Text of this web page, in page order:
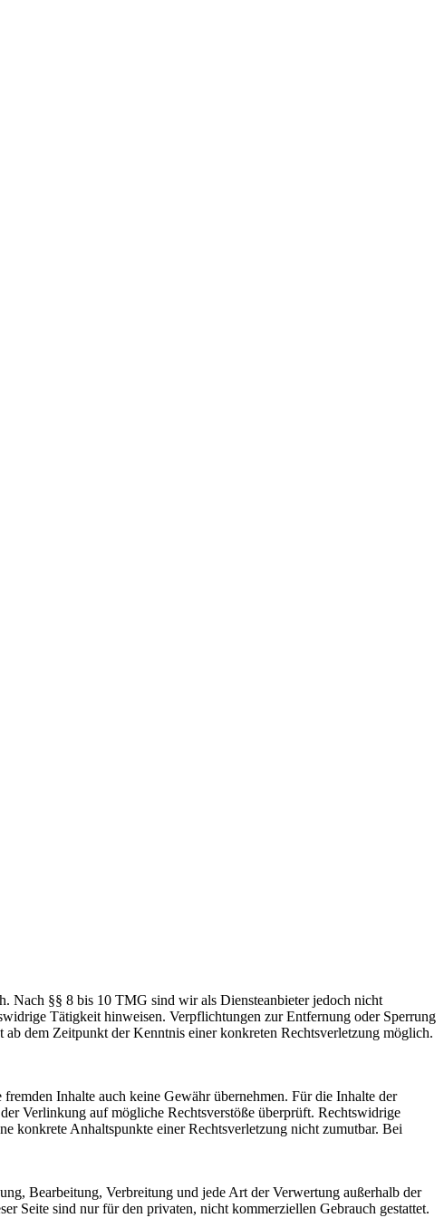
Nach §§ 8 bis 10 TMG sind wir als Diensteanbieter jedoch nicht
Tätigkeit hinweisen. Verpflichtungen zur Entfernung oder Sperrung
dem Zeitpunkt der Kenntnis einer konkreten Rechtsverletzung möglich.
Inhalte auch keine Gewähr übernehmen. Für die Inhalte der
Verlinkung auf mögliche Rechtsverstöße überprüft. Rechtswidrige
konkrete Anhaltspunkte einer Rechtsverletzung nicht zumutbar. Bei
Bearbeitung, Verbreitung und jede Art der Verwertung außerhalb der
Seite sind nur für den privaten, nicht kommerziellen Gebrauch gestattet.